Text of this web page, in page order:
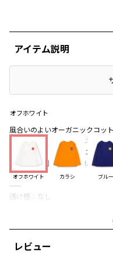
オフホワイト
オフホワイト カラシ ブルー
レビュー
アイテム説明
風合いのよいオーガニックコッ
を使用した、柔らかくしなやか
THE NORTH FACEのスクエア
ト率85％以上）機能付き。
-----
透け感：なし
ブランド ／THE NORTH
シーズン